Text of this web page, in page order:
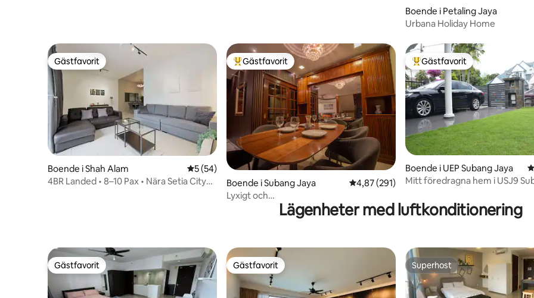
Boende i Petaling Jaya
Urbana Holiday Home
Gästfavorit
Gästfavorit
Boende i Shah Alam 5 av 5 i genomsnittligt betyg, 54 omdömen
5 (54)
4BR Landed • 8–10 Pax • Nära Setia City
Populär gästfavorit
Gästfavorit
Boende i Subang Jaya 4,87 av 5 i genomsnittligt betyg, 291
4,87 (291)
Lyxigt och
mysigt|Familj|Semester|Arbete|Grill|16
Populär gästfavorit
Gästfavorit
Boende i UEP Subang Jaya
Mitt föredragna hem i USJ9
Lägenheter med luftkonditionering
Gästfavorit
Gästfavorit Gästfavorit
Gästfavorit Superhost
Superhost